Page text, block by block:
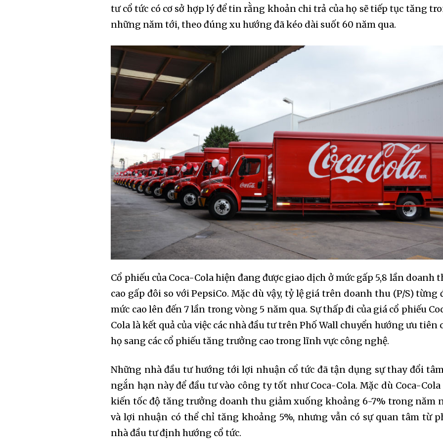
tư cổ tức có cơ sở hợp lý để tin rằng khoản chi trả của họ sẽ tiếp tục tăng
những năm tới, theo đúng xu hướng đã kéo dài suốt 60 năm qua.
Cổ phiếu của Coca-Cola hiện đang được giao dịch ở mức gấp 5,8 lần doanh
cao gấp đôi so với PepsiCo. Mặc dù vậy, tỷ lệ giá trên doanh thu (P/S) từng
mức cao lên đến 7 lần trong vòng 5 năm qua. Sự thấp đi của giá cổ phiếu
Cola là kết quả của việc các nhà đầu tư trên Phố Wall chuyển hướng ưu tiên
họ sang các cổ phiếu tăng trưởng cao trong lĩnh vực công nghệ.
Những nhà đầu tư hướng tới lợi nhuận cổ tức đã tận dụng sự thay đổi
ngắn hạn này để đầu tư vào công ty tốt như Coca-Cola. Mặc dù Coca-Cola
kiến tốc độ tăng trưởng doanh thu giảm xuống khoảng 6-7% trong năm
và lợi nhuận có thể chỉ tăng khoảng 5%, nhưng vẫn có sự quan tâm từ
nhà đầu tư định hướng cổ tức.